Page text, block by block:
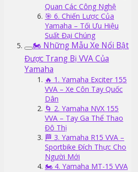
Quan Các Công Nghệ
🎯 6. Chiến Lược Của
Yamaha – Tối Ưu Hiệu
Suất Đại Chúng
🏍️ Những Mẫu Xe Nổi Bật
Được Trang Bị VVA Của
Yamaha
🔥 1. Yamaha Exciter 155
VVA – Xe Côn Tay Quốc
Dân
🌀 2. Yamaha NVX 155
VVA – Tay Ga Thể Thao
Đô Thị
🏁 3. Yamaha R15 VVA –
Sportbike Đích Thực Cho
Người Mới
🏍️ 4. Yamaha MT-15 VVA